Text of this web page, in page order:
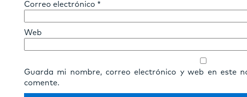
Correo electrónico *
Web
Guarda mi nombre, correo electrónico y web en este
comente.